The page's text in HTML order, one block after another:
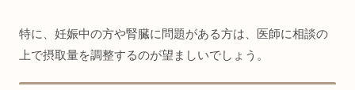
特に、妊娠中の方や腎臓に問題がある方は、医師に相談の
上で摂取量を調整するのが望ましいでしょう。